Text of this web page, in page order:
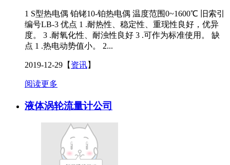
1 S型热电偶 铂铑10-铂热电偶 温度范围0~1600℃ 旧索引
编号LB-3 优点 1 .耐热性、稳定性、重现性良好，优异
度。 3 .耐氧化性、耐浊性良好 3 .可作为标准使用。 缺
点 1 .热电动势值小。 2...
2019-12-29 【 资讯】
阅读更多
液体涡轮流量计公司